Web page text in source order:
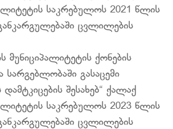
საკრებულოს 2021 წლის
ცვლილების
მუნიციპალიტეტის ქონების
სარგებლობაში გასაცემი
დამტკიცების შესახებ“ ქალაქ
საკრებულოს 2023 წლის
ცვლილების